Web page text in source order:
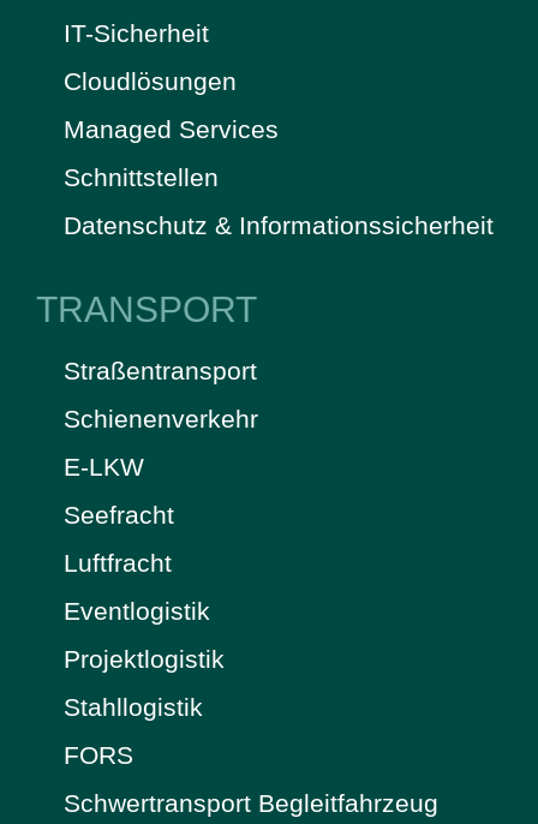
IT-Sicherheit
Cloudlösungen
Managed Services
Schnittstellen
Datenschutz & Informationssicherheit
TRANSPORT
Straßentransport
Schienenverkehr
E-LKW
Seefracht
Luftfracht
Eventlogistik
Projektlogistik
Stahllogistik
FORS
Schwertransport Begleitfahrzeug